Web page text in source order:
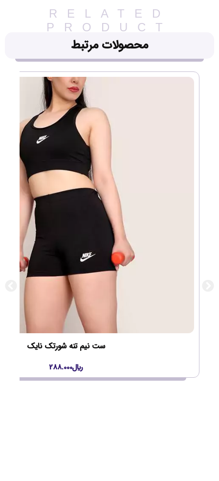
RELATED
PRODUCT
محصولات مرتبط
ست نیم تنه شورتک نایک
288.000